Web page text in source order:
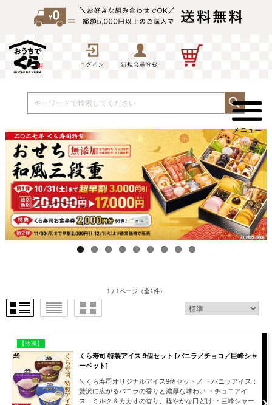
1 / 1ページ （全1件）
【冷凍】
くら寿司 特製アイス 9個セット [バニラ／チョコ／巨峰シャ
ーベット]
＼くら寿司オリジナルアイス9個セット／ ・バニラアイス：
贅沢に広がるバニラの香りと濃厚な味わい ・チョコアイ
ス：ミルク＆カカオの香り、軽やかな口どけ ・巨峰シャー